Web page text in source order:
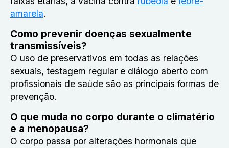
amarela.
Como prevenir doenças sexualmente
transmissíveis?
O uso de preservativos em todas as relações
sexuais, testagem regular e diálogo aberto com
profissionais de saúde são as principais formas de
prevenção.
O que muda no corpo durante o climatério
e a menopausa?
O corpo passa por alterações hormonais que